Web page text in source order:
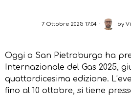
7 Ottobre 2025 17:04 by
Oggi a San Pietroburgo ha
Internazionale del Gas 2025,
quattordicesima edizione.
fino al 10 ottobre, si tiene